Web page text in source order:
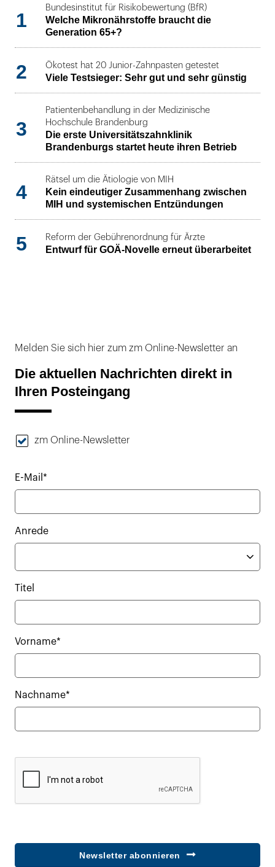
1
Bundesinstitut für Risikobewertung (BfR)
Welche Mikronährstoffe braucht die
Generation 65+?
2 Ökotest hat 20 Junior-Zahnpasten getestet
Viele Testsieger: Sehr gut und sehr günstig
3
Patientenbehandlung in der Medizinische
Hochschule Brandenburg
Die erste Universitätszahnklinik
Brandenburgs startet heute ihren Betrieb
4
Rätsel um die Ätiologie von MIH
Kein eindeutiger Zusammenhang zwischen
MIH und systemischen Entzündungen
5 Reform der Gebührenordnung für Ärzte
Entwurf für GOÄ-Novelle erneut überarbeitet
Melden Sie sich hier zum zm Online-Newsletter an
Die aktuellen Nachrichten direkt in
Ihren Posteingang
zm Online-Newsletter
E-Mail*
Anrede
Titel
Vorname*
Nachname*
Newsletter abonnieren